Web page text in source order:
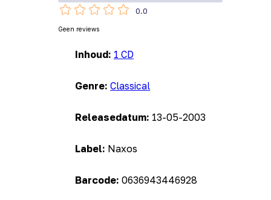
Inhoud: 1 CD
Genre: Classical
Releasedatum: 13-05-2003
Label: Naxos
Barcode: 0636943446928
0.0
Geen reviews